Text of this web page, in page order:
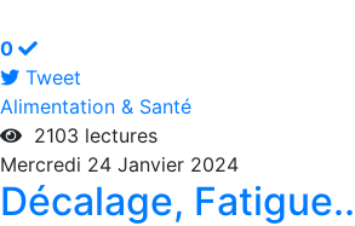
0
Tweet
pinterest
Alimentation & Santé
2103 lectures
Mercredi 24 Janvier 2024
Décalage,